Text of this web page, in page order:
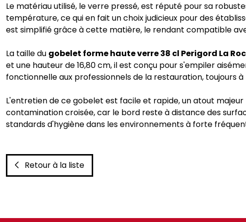
Le matériau utilisé, le verre pressé, est réputé pour sa
température, ce qui en fait un choix judicieux pour des
est simplifié grâce à cette matière, le rendant compatible
La taille du gobelet forme haute verre 38 cl Perigord La
et une hauteur de 16,80 cm, il est conçu pour s'empiler
fonctionnelle aux professionnels de la restauration, toujours
L'entretien de ce gobelet est facile et rapide, un atout
contamination croisée, car le bord reste à distance des
standards d'hygiène dans les environnements à forte
Retour à la liste